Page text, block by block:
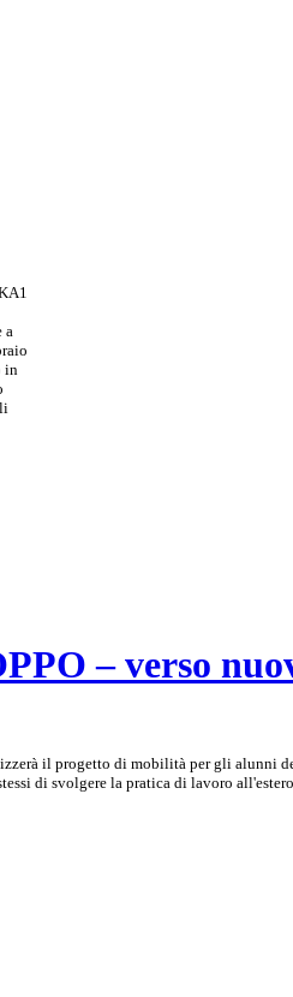
a
in
– verso
il progetto di mobilità per gli
di svolgere la pratica di lavoro all'estero.